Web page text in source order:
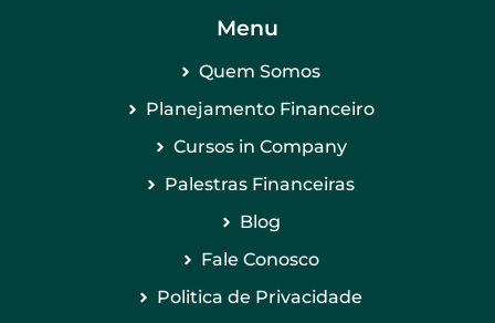
Menu
Quem Somos
Planejamento Financeiro
Cursos in Company
Palestras Financeiras
Blog
Fale Conosco
Politica de Privacidade